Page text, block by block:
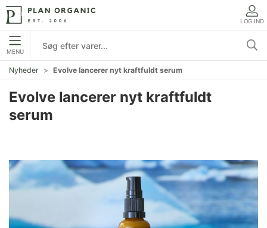
LOG IND
MENU
Nyheder Evolve lancerer nyt kraftfuldt serum
Evolve lancerer nyt kraftfuldt
serum